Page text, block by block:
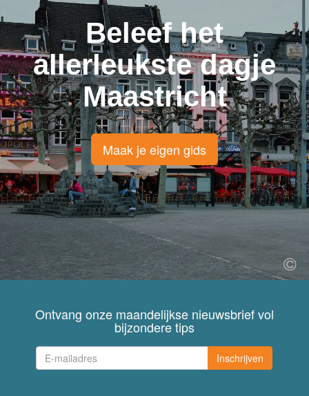
Beleef het
allerleukste dagje
Maastricht
Maak je eigen gids
Ontvang onze maandelijkse nieuwsbrief vol
bijzondere tips
Inschrijven